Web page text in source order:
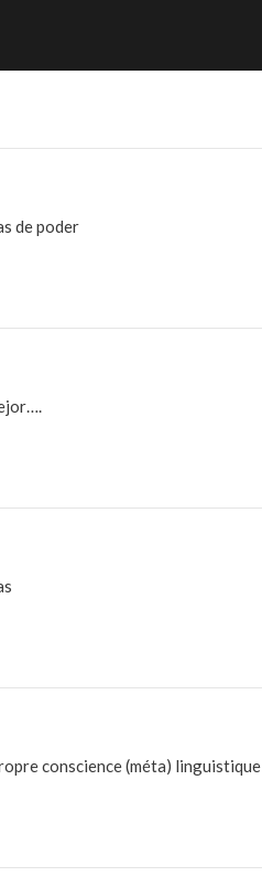
de poder
conscience (méta) linguistique